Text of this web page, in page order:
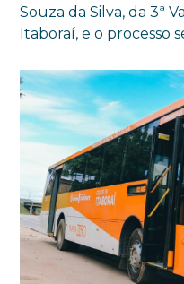
Souza da Silva, da 3ª
Itaboraí, e o processo